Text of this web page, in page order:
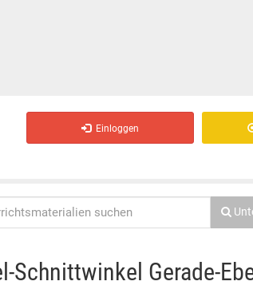
Einloggen
Schnittwinkel Gerade-